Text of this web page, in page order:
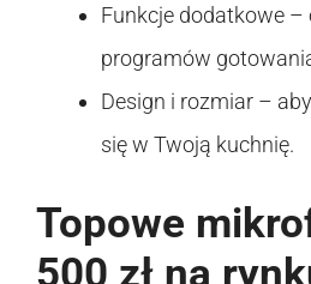
Funkcje dodatkowe
programów
Design i rozmiar –
się w Twoją kuchnię.
Topowe
500 zł na